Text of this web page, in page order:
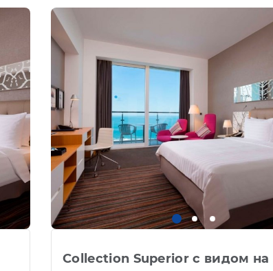
Collection Superior с видом